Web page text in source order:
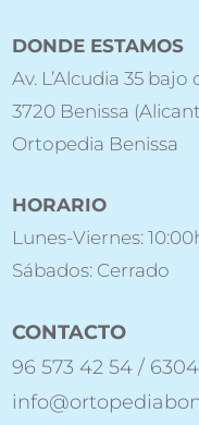
DONDE ESTAMOS
Av. L’Alcudia 35 bajo
3720 Benissa
Ortopedia Benissa
HORARIO
Lunes-Viernes:
Sábados: Cerrado
CONTACTO
96 573 42 54 /